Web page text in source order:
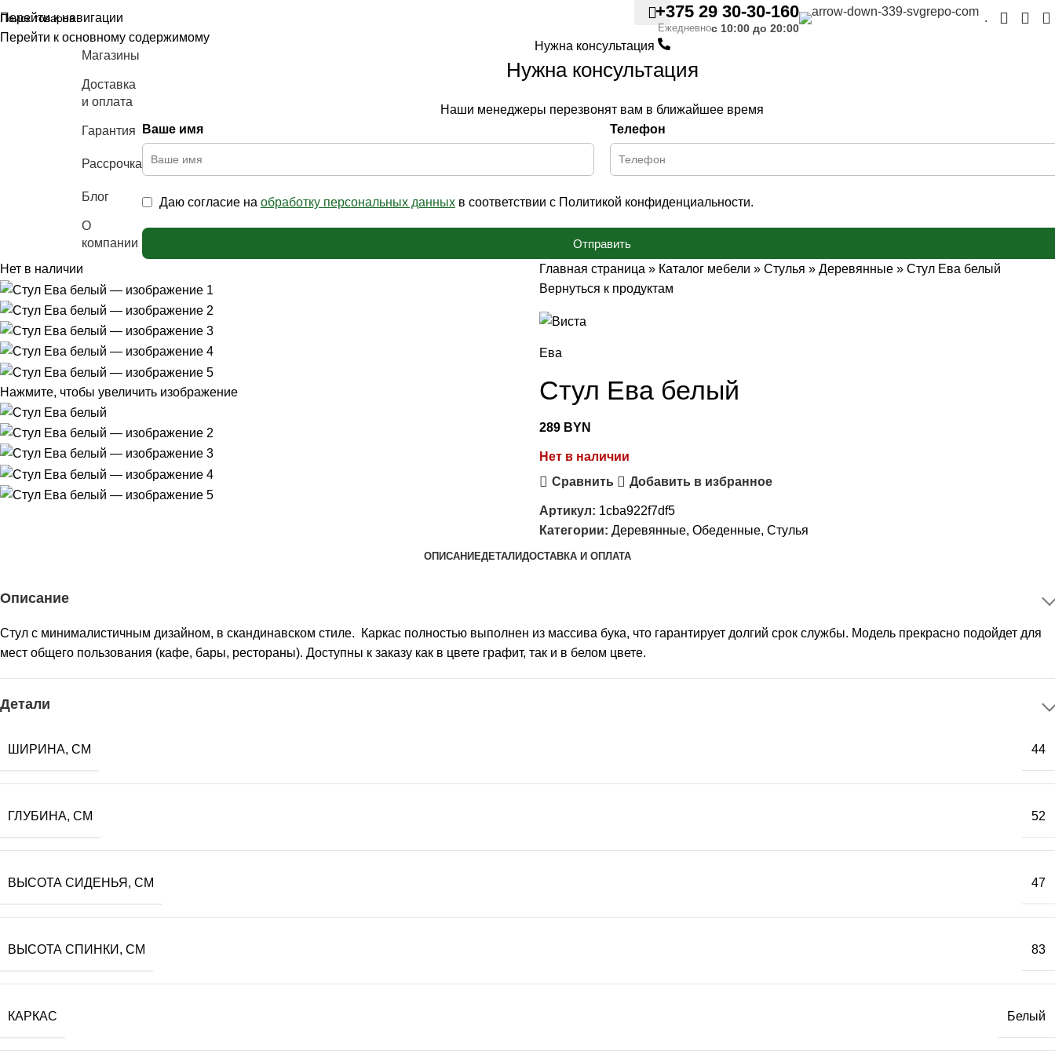
Перейти к навигации
Перейти к основному содержимому
+375 29 30-30-160
Ежедневнос 10:00 до 20:00
.
Магазины
Доставка
и оплата
Гарантия
Рассрочка
Блог
О
компании
Нужна консультация
Нужна консультация
Наши менеджеры перезвонят вам в ближайшее время
Ваше имя
Телефон
Даю согласие на обработку персональных данныхв соответствии с Политикой конфиденциальности.
Отправить
Нет в наличии
Нажмите, чтобы увеличить изображение
Главная страница » Каталог мебели » Стулья » Деревянные » Стул Ева белый
Вернуться к продуктам
Ева
Стул Ева белый
289 BYN
Нет в наличии
Сравнить
Добавить в избранное
Артикул: 1cba922f7df5
Категории: Деревянные, Обеденные, Стулья
ОПИСАНИЕДЕТАЛИДОСТАВКА И ОПЛАТА
Описание
Стул с минималистичным дизайном, в скандинавском стиле. Каркас полностью выполнен из массива бука, что гарантирует долгий срок службы. Модель прекрасно подойдет для
мест общего пользования (кафе, бары, рестораны). Доступны к заказу как в цвете графит, так и в белом цвете.
Детали
ШИРИНА, СМ 44
ГЛУБИНА, СМ 52
ВЫСОТА СИДЕНЬЯ, СМ 47
ВЫСОТА СПИНКИ, СМ 83
КАРКАС Белый